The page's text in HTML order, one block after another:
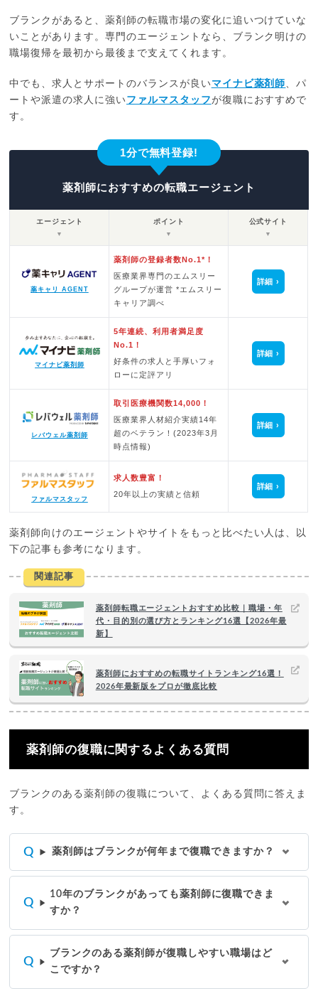
ブランクがあると、薬剤師の転職市場の変化に追いつけていな
いことがあります。専門のエージェントなら、ブランク明けの
職場復帰を最初から最後まで支えてくれます。
中でも、求人とサポートのバランスが良いマイナビ薬剤師、パ
ートや派遣の求人に強いファルマスタッフが復職におすすめで
す。
1分で無料登録!
薬剤師におすすめの転職エージェント
エージェント
▼
ポイント
▼
公式サイト
▼
薬キャリ AGENT
薬剤師の登録者数No.1*！
医療業界専門のエムスリー
グループが運営 *エムスリー
キャリア調べ
詳細
マイナビ薬剤師
5年連続、利用者満足度
No.1！
好条件の求人と手厚いフォ
ローに定評アリ
詳細
レバウェル薬剤師
取引医療機関数14,000！
医療業界人材紹介実績14年
超のベテラン！(2023年3月
時点情報)
詳細
ファルマスタッフ
求人数豊富！
20年以上の実績と信頼
詳細
薬剤師向けのエージェントやサイトをもっと比べたい人は、以
下の記事も参考になります。
関連記事
薬剤師転職エージェントおすすめ比較｜職場・年
代・目的別の選び方とランキング16選【2026年最
新】
薬剤師におすすめの転職サイトランキング16選！
2026年最新版をプロが徹底比較
薬剤師の復職に関するよくある質問
ブランクのある薬剤師の復職について、よくある質問に答えま
す。
薬剤師はブランクが何年まで復職できますか？
10年のブランクがあっても薬剤師に復職できま
すか？
ブランクのある薬剤師が復職しやすい職場はど
こですか？